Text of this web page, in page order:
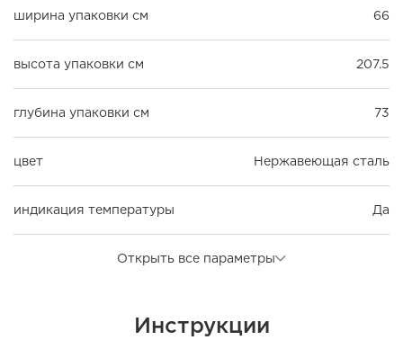
ширина упаковки см 66
высота упаковки см 207.5
глубина упаковки см 73
цвет Нержавеющая сталь
индикация температуры Да
Открыть все параметры
Инструкции